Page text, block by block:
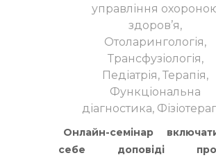
управління
здоров’я,
Отоларингологія,
Трансфузіологія,
Педіатрія, Терапія,
Функціональна
діагностика,
Онлайн-семінар
себе доповіді